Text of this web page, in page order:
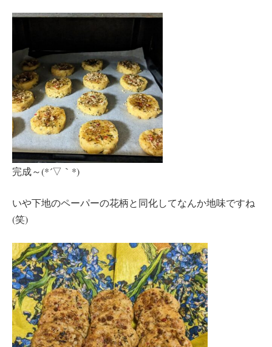
完成～(*´▽｀*)
いや下地のペーパーの花柄と同化してなんか地味ですね
(笑)